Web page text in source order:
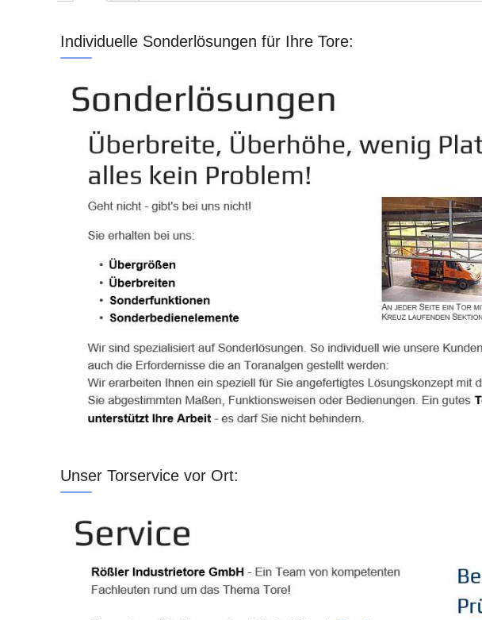
Individuelle Sonderlösungen für Ihre Tore:
Unser Torservice vor Ort: